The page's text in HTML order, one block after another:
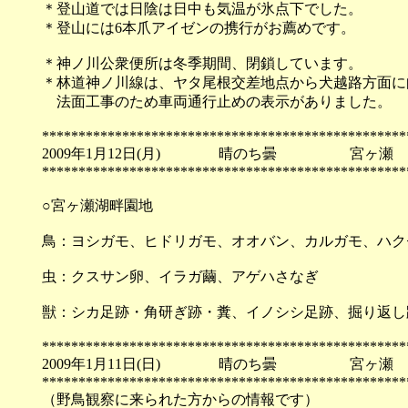
＊登山道では日陰は日中も気温が氷点下でした。
＊登山には6本爪アイゼンの携行がお薦めです。
＊神ノ川公衆便所は冬季期間、閉鎖しています。
＊林道神ノ川線は、ヤタ尾根交差地点から犬越路方面
法面工事のため車両通行止めの表示がありました。
2009年1月12日(月) 晴のち曇 宮ヶ瀬
○宮ヶ瀬湖畔園地
鳥：ヨシガモ、ヒドリガモ、オオバン、カルガモ、ハ
虫：クスサン卵、イラガ繭、アゲハさなぎ
獣：シカ足跡・角研ぎ跡・糞、イノシシ足跡、掘り返
2009年1月11日(日) 晴のち曇 宮ヶ瀬
（野鳥観察に来られた方からの情報です）